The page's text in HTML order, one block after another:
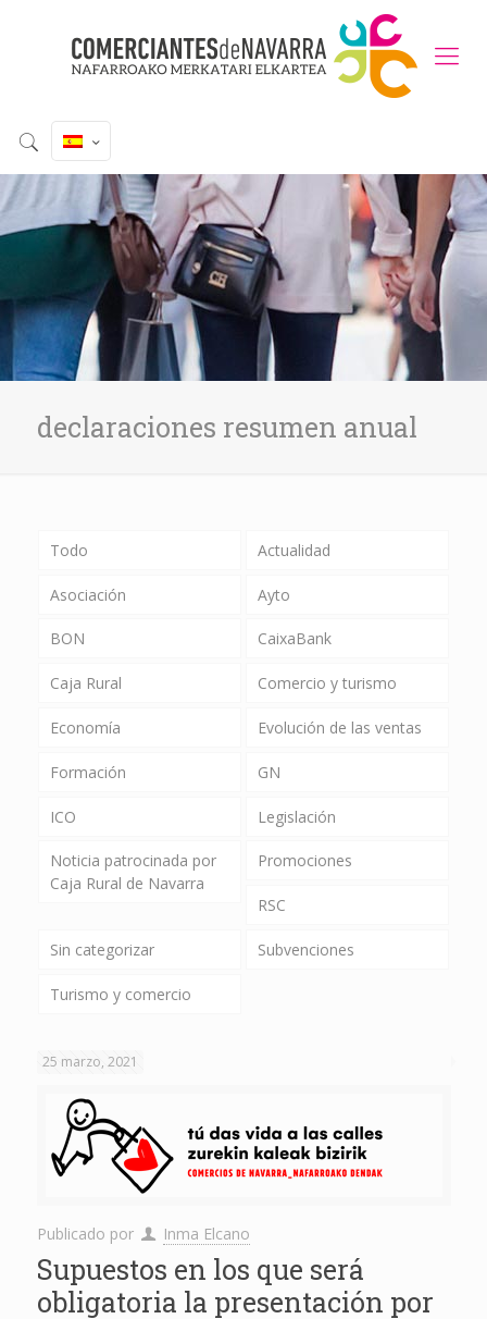
declaraciones resumen anual
Todo Actualidad
Asociación Ayto
BON CaixaBank
Caja Rural Comercio y turismo
Economía Evolución de las ventas
Formación GN
ICO Legislación
Noticia patrocinada por
Caja Rural de Navarra
Promociones
RSC
Sin categorizar Subvenciones
Turismo y comercio
25 marzo, 2021
Publicado por Inma Elcano
Supuestos en los que será
obligatoria la presentación por